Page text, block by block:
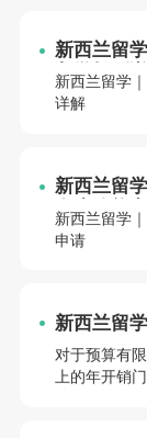
新西兰留
入学规则
新西兰留学
详解
新西兰留
多少分能
新西兰留学
申请
新西兰留
细+省钱技
对于预算有
上的年开销